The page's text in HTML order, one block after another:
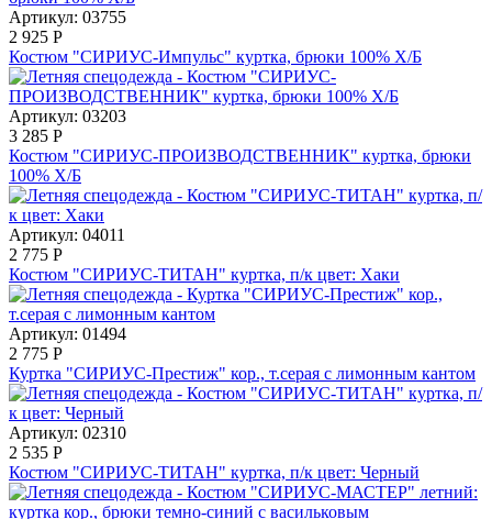
Артикул: 03755
2 925 Р
Костюм "СИРИУС-Импульс" куртка, брюки 100% Х/Б
Артикул: 03203
3 285 Р
Костюм "СИРИУС-ПРОИЗВОДСТВЕННИК" куртка, брюки
100% Х/Б
Артикул: 04011
2 775 Р
Костюм "СИРИУС-ТИТАН" куртка, п/к цвет: Хаки
Артикул: 01494
2 775 Р
Куртка "СИРИУС-Престиж" кор., т.серая с лимонным кантом
Артикул: 02310
2 535 Р
Костюм "СИРИУС-ТИТАН" куртка, п/к цвет: Черный